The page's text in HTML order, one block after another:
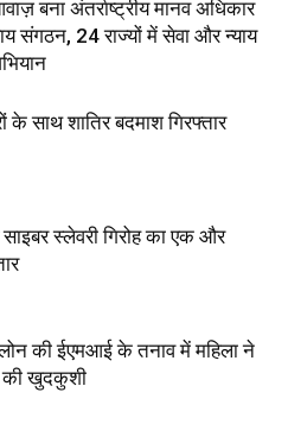
बना अंतर्राष्ट्रीय मानव अधिकार
संगठन, 24 राज्यों में सेवा और न्याय
के साथ शातिर बदमाश गिरफ्तार
साइबर स्लेवरी गिरोह का एक और
की ईएमआई के तनाव में महिला ने
की खुदकुशी